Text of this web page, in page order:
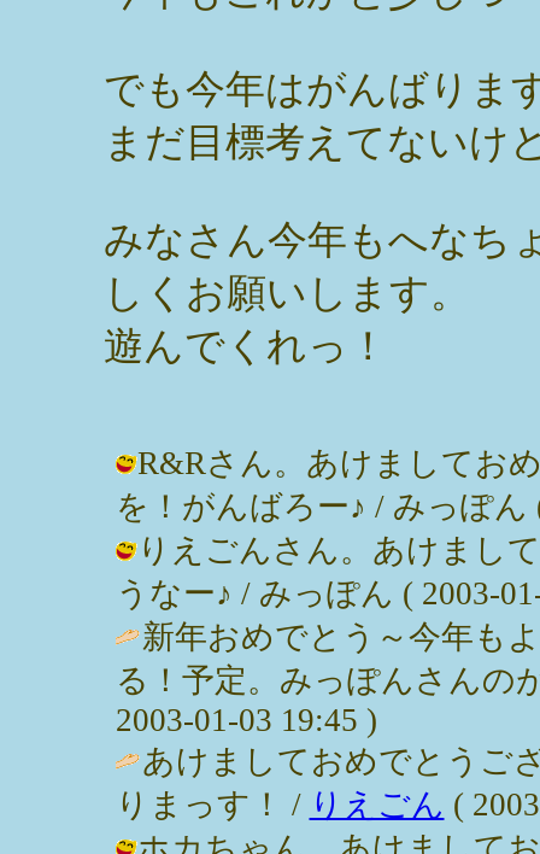
でも今年はがんばりま
まだ目標考えてないけ
みなさん今年もへなち
しくお願いします。
遊んでくれっ！
R&Rさん。あけましてお
を！がんばろー♪ / みっぽん
りえごんさん。あけまし
うなー♪ / みっぽん ( 2003-
新年おめでとう～今年も
る！予定。みっぽんさんの
2003-01-03 19:45 )
あけましておめでとうご
りまっす！ / りえごん (